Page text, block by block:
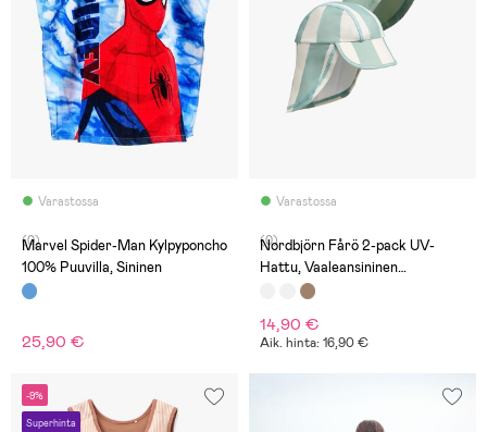
Varastossa
(0)
Marvel Spider-Man Kylpyponcho
100% Puuvilla, Sininen
25,90 €
Varastossa
(0)
Nordbjörn Fårö 2-pack UV-
Hattu, Vaaleansininen
Raidallinen
14,90 €
Aik. hinta: 16,90 €
-9%
Superhinta